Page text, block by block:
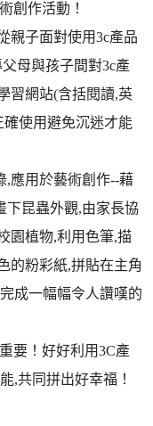
創作活動！
親子面對使用3c產品
母與孩子間對3c產
習網站(含括閱讀,英
確使用避免沉迷才能
,應用於藝術創作--藉
下昆蟲外觀,由家長協
園植物,利用色筆,描
的粉彩紙,拼貼在主角
成一幅幅令人讚嘆的
要！好好利用3C產
,共同拼出好幸福！